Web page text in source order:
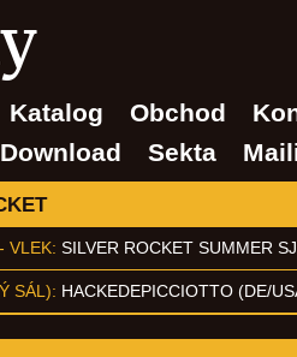
Katalog Obchod
Download Sekta
VLEK: SILVER ROCKET SUMMER
SÁL): HACKEDEPICCIOTTO (DE/